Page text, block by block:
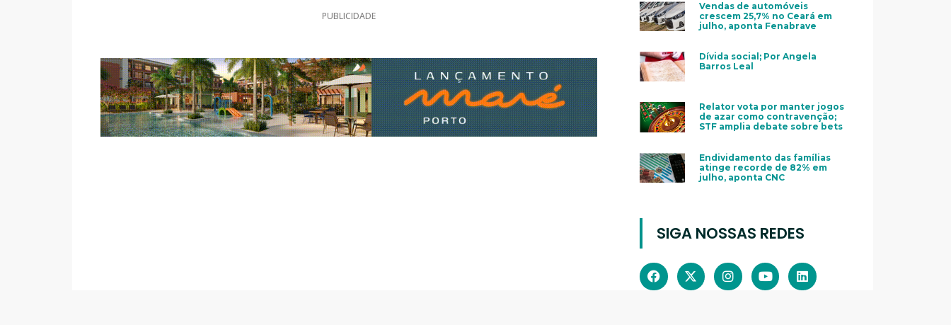
PUBLICIDADE
Vendas de automóveis
crescem 25,7% no Ceará em
julho, aponta Fenabrave
Dívida social; Por Angela
Barros Leal
Relator vota por manter jogos
de azar como contravenção;
STF amplia debate sobre bets
Endividamento das famílias
atinge recorde de 82% em
julho, aponta CNC
SIGA NOSSAS REDES